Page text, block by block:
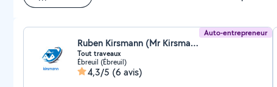
Auto-entrepreneur
Ruben Kirsmann (Mr Kirsmann)
Tout traveaux
Ébreuil (Ébreuil)
4,3/5 (6 avis)